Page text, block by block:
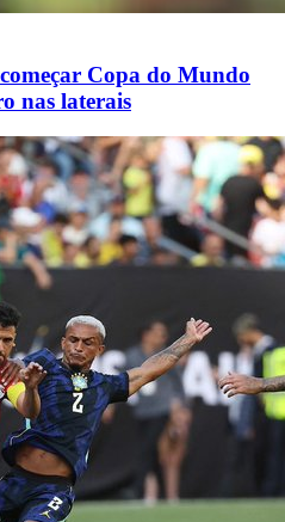
Copa do Mundo
nas laterais